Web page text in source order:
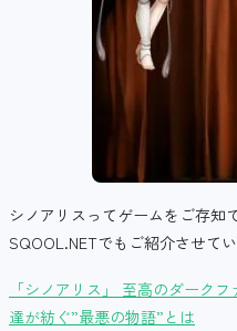
シノアリスってゲームをご存知
SQOOL.NETでもご紹介させて
「シノアリス」 至高のダーク
達が紡ぐ”最悪の物語”とは